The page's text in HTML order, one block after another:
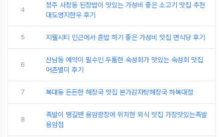
4
청주 사창동 된장밥이 맛있는 가성비 좋은 소고기 맛집 추천
대도영지한우 후기
5 지웰시티 인근에서 혼밥 하기 좋은 가성비 맛집 면식당 후기
6
산남동 예약이 필수인 두툼한 숙성회가 맛있는 숙성회 맛집
어촌별미 후기
7 복대동 든든한 해장국 맛집 본가감자탕해장국 하복대점
8
족발이 땡길땐 용암광장에 위치한 외식 맛집 가장맛있는족발
용암점